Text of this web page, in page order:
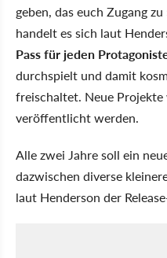
geben, das euch Zugang
handelt es sich laut
Pass für jeden
durchspielt und damit
freischaltet. Neue
veröffentlicht werden.
Alle zwei Jahre soll ein
dazwischen diverse
laut Henderson der